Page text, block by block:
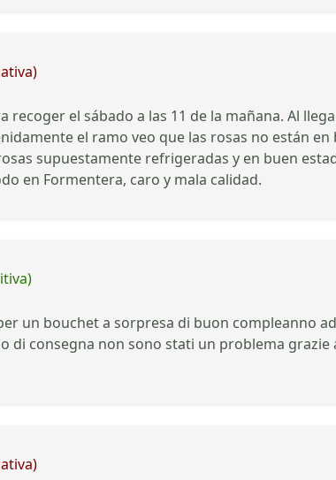
recoger el sábado a las 11 de la mañana. Al
el ramo veo que las rosas no están
supuestamente refrigeradas y en buen
en Formentera, caro y mala calidad.
un bouchet a sorpresa di buon compleanno
di consegna non sono stati un problema